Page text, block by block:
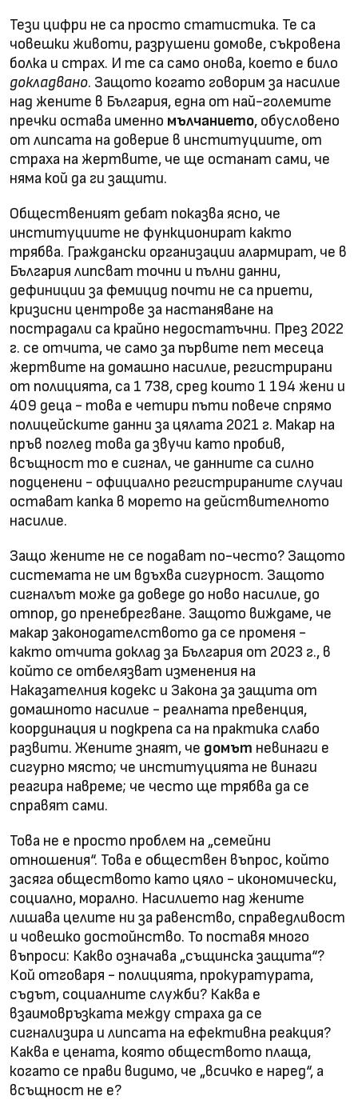
Тези цифри не са просто статистика. Те са
човешки животи, разрушени домове, съкровена
болка и страх. И те са само онова, което е било
докладвано. Защото когато говорим за насилие
над жените в България, една от най-големите
пречки остава именно мълчанието, обусловено
от липсата на доверие в институциите, от
страха на жертвите, че ще останат сами, че
няма кой да ги защити.
Общественият дебат показва ясно, че
институциите не функционират както
трябва. Граждански организации алармират, че в
България липсват точни и пълни данни,
дефиниции за фемицид почти не са приети,
кризисни центрове за настаняване на
пострадали са крайно недостатъчни. През 2022
г. се отчита, че само за първите пет месеца
жертвите на домашно насилие, регистрирани
от полицията, са 1 738, сред които 1 194 жени и
409 деца - това е четири пъти повече спрямо
полицейските данни за цялата 2021 г. Макар на
пръв поглед това да звучи като пробив,
всъщност то е сигнал, че данните са силно
подценени - официално регистрираните случаи
остават капка в морето на действителното
насилие.
Защо жените не се подават по-често? Защото
системата не им вдъхва сигурност. Защото
сигналът може да доведе до ново насилие, до
отпор, до пренебрегване. Защото виждаме, че
макар законодателството да се променя -
както отчита доклад за България от 2023 г., в
който се отбелязват изменения на
Наказателния кодекс и Закона за защита от
домашното насилие - реалната превенция,
координация и подкрепа са на практика слабо
развити. Жените знаят, че домът невинаги е
сигурно място; че институцията не винаги
реагира навреме; че често ще трябва да се
справят сами.
Това не е просто проблем на „семейни
отношения“. Това е обществен въпрос, който
засяга обществото като цяло - икономически,
социално, морално. Насилието над жените
лишава целите ни за равенство, справедливост
и човешко достойнство. То поставя много
въпроси: Какво означава „същинска защита“?
Кой отговаря - полицията, прокуратурата,
съдът, социалните служби? Каква е
взаимовръзката между страха да се
сигнализира и липсата на ефективна реакция?
Каква е цената, която обществото плаща,
когато се прави видимо, че „всичко е наред“, а
всъщност не е?